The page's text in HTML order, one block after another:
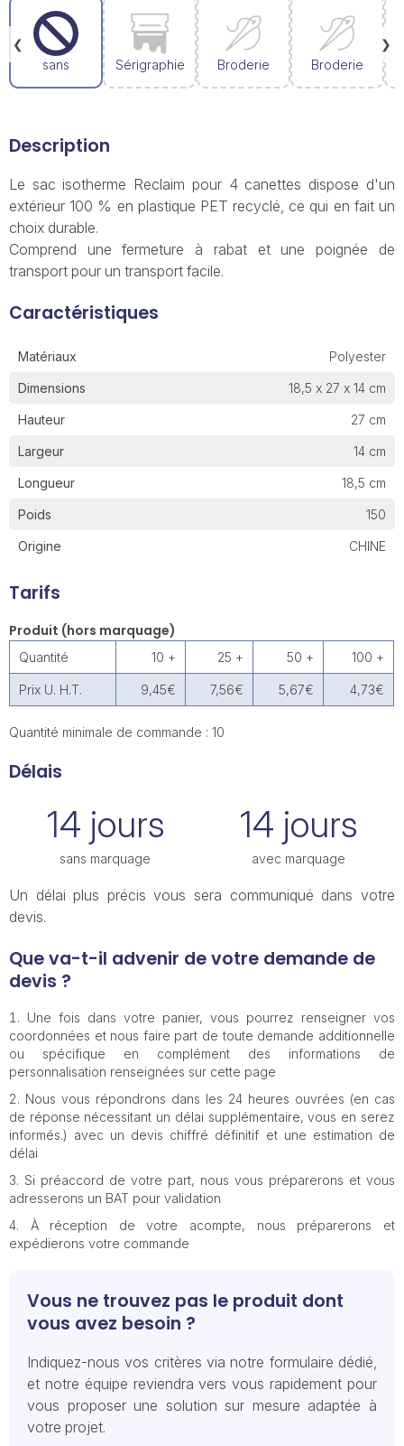
sans Sérigraphie Broderie Broderie
❯
❮
Description
Le sac isotherme Reclaim pour 4 canettes dispose d'un
extérieur 100 % en plastique PET recyclé, ce qui en fait un
choix durable.
Comprend une fermeture à rabat et une poignée de
transport pour un transport facile.
Caractéristiques
Matériaux Polyester
Dimensions 18,5 x 27 x 14 cm
Hauteur 27 cm
Largeur 14 cm
Longueur 18,5 cm
Poids 150
Origine CHINE
Tarifs
Produit (hors marquage)
Quantité 10 + 25 + 50 + 100 +
Prix U. H.T. 9,45€ 7,56€ 5,67€ 4,73€
Quantité minimale de commande : 10
Délais
14 jours
sans marquage
14 jours
avec marquage
Un délai plus précis vous sera communiqué dans votre
devis.
Que va-t-il advenir de votre demande de
devis ?
Une fois dans votre panier, vous pourrez renseigner vos
coordonnées et nous faire part de toute demande additionnelle
ou spécifique en complément des informations de
personnalisation renseignées sur cette page
Nous vous répondrons dans les 24 heures ouvrées (en cas
de réponse nécessitant un délai supplémentaire, vous en serez
informés.) avec un devis chiffré définitif et une estimation de
délai
Si préaccord de votre part, nous vous préparerons et vous
adresserons un BAT pour validation
À réception de votre acompte, nous préparerons et
expédierons votre commande
Vous ne trouvez pas le produit dont
vous avez besoin ?
Indiquez-nous vos critères via notre formulaire dédié,
et notre équipe reviendra vers vous rapidement pour
vous proposer une solution sur mesure adaptée à
votre projet.